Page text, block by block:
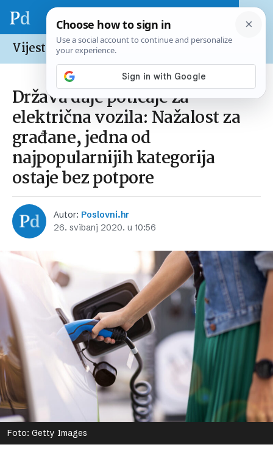
Vijesti /Hrvatska
Država daje poticaje za
električna vozila: Nažalost za
građane, jedna od
najpopularnijih kategorija
ostaje bez potpore
Autor: Poslovni.hr
26. svibanj 2020. u 10:56
Foto: Getty Images